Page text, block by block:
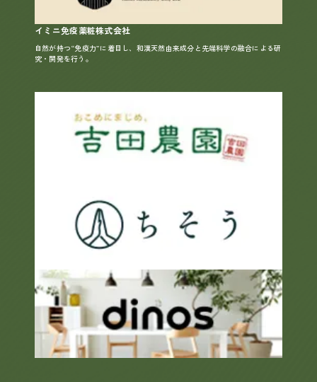
イミニ免疫薬粧株式会社
自然が持つ“免疫力”に着目し、和漢天然由来成分と先端科学の融合による研
究・開発を行う。